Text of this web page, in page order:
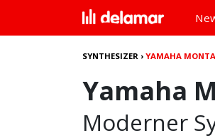
SYNTHESIZER ›YAMAHA
Yamaha
Moderner